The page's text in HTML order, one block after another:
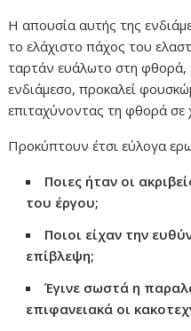
Η απουσία αυτής της
το ελάχιστο πάχος του
ταρτάν ευάλωτο στη φθορά,
ενδιάμεσο, προκαλεί
επιταχύνοντας τη φθορά σε
Προκύπτουν έτσι εύλογα
Ποιες ήταν οι
του έργου;
Ποιοι είχαν την
επίβλεψη;
Έγινε σωστά η
επιφανειακά οι